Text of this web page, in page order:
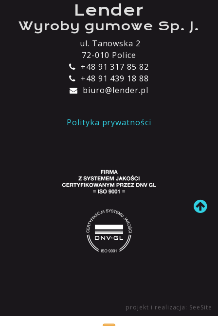
Lender
Wyroby gumowe Sp. J.
ul. Tanowska 2
72-010 Police
+48 91 317 85 82
+48 91 439 18 88
biuro@lender.pl
Polityka prywatności
projekt i realizacja: SeeSite